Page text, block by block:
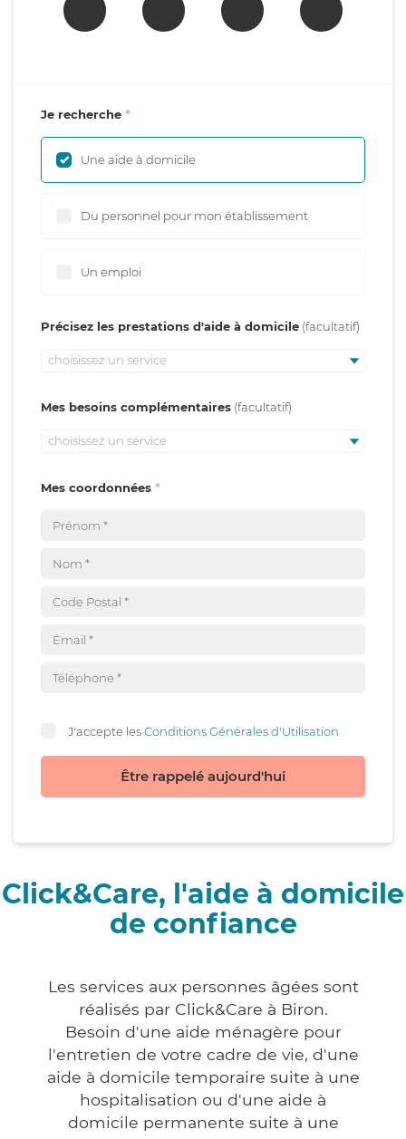
Je recherche
Une aide à domicile
Du personnel pour mon établissement
Un emploi
Précisez les prestations d'aide à domicile
choisissez un service
Mes besoins complémentaires
choisissez un service
Mes coordonnées
J'accepte lesConditions Générales d'Utilisation
Être rappelé aujourd'hui
Click&Care, l'aide à domicile
de confiance
Les services aux personnes âgées sont
réalisés par Click&Care à Biron.
Besoin d'une aide ménagère pour
l'entretien de votre cadre de vie, d'une
aide à domicile temporaire suite à une
hospitalisation ou d'une aide à
domicile permanente suite à une